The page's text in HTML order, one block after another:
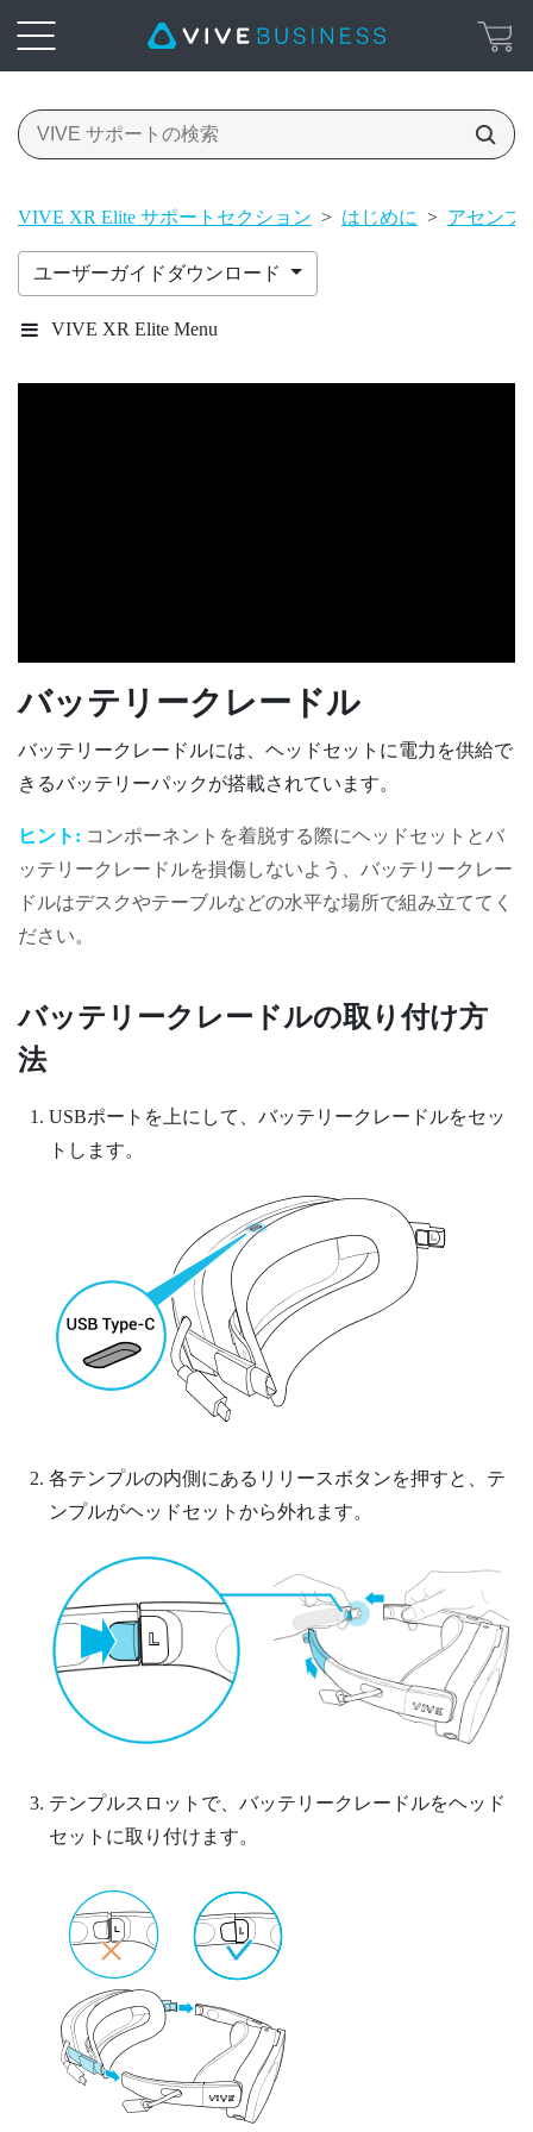
VIVE XR Elite サポートセクション > はじめに > アセンブ
ユーザーガイドダウンロード
VIVE XR Elite Menu
バッテリークレードル
バッテリークレードルには、ヘッドセットに電力を供給で
きるバッテリーパックが搭載されています。
ヒント: コンポーネントを着脱する際にヘッドセットとバ
ッテリークレードルを損傷しないよう、バッテリークレー
ドルはデスクやテーブルなどの水平な場所で組み立ててく
ださい。
バッテリークレードルの取り付け方
法
USBポートを上にして、バッテリークレードルをセッ
トします。
各テンプルの内側にあるリリースボタンを押すと、テ
ンプルがヘッドセットから外れます。
テンプルスロットで、バッテリークレードルをヘッド
セットに取り付けます。